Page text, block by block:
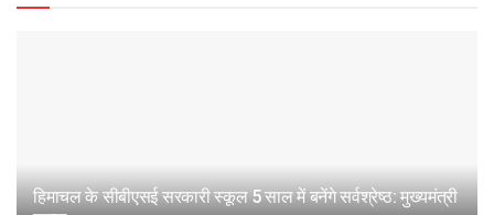
हिमाचल के सीबीएसई सरकारी स्कूल 5 साल में बनेंगे सर्वश्रेष्ठ: मुख्यमंत्री